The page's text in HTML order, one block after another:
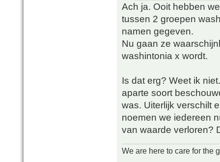
Ach ja. Ooit hebben
tussen 2 groepen
namen gegeven.
Nu gaan ze
washintonia x wordt.
Is dat erg? Weet ik
aparte soort
was. Uiterlijk verschilt
noemen we iedereen
van waarde verloren?
We are here to care for the